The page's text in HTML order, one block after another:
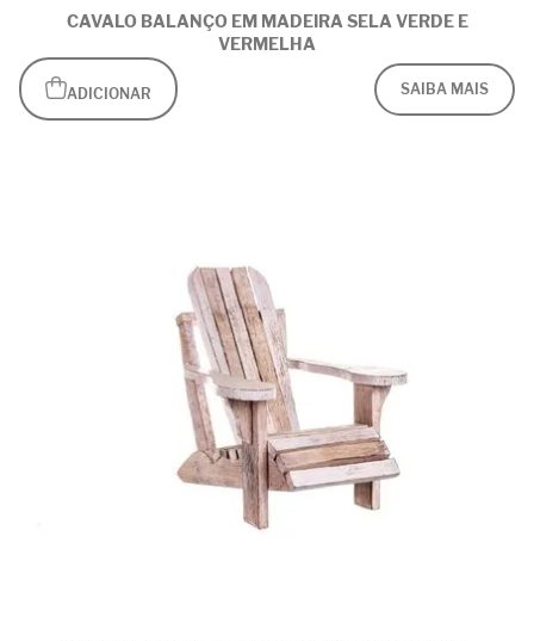
CAVALO BALANÇO EM MADEIRA SELA VERDE E
VERMELHA
ADICIONAR SAIBA MAIS